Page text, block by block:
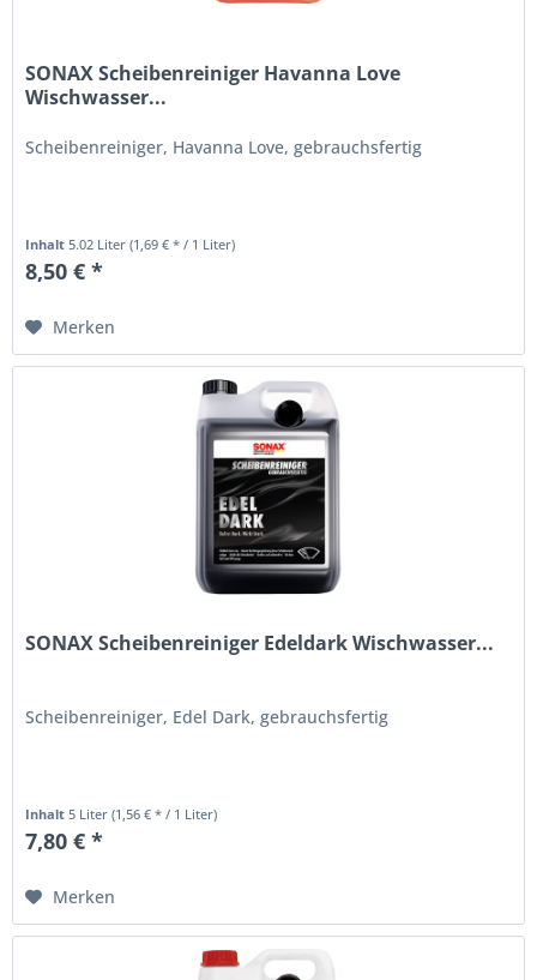
SONAX Scheibenreiniger Havanna Love
Wischwasser...
Scheibenreiniger, Havanna Love, gebrauchsfertig
Inhalt5.02 Liter(1,69 € * / 1 Liter)
8,50 € *
Merken
SONAX Scheibenreiniger Edeldark Wischwasser...
Scheibenreiniger, Edel Dark, gebrauchsfertig
Inhalt 5 Liter(1,56 € * / 1 Liter)
7,80 € *
Merken